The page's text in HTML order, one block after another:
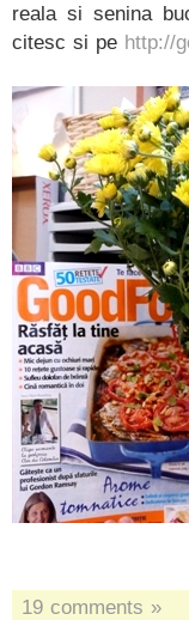
reala si senina
citesc si pe http://
19 comments »